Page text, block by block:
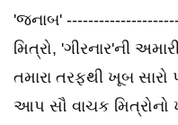
'જનાબ'
મિત્રો, 'ગીરનાર'ની
તમારા તરફથી ખૂબ
આપ સૌ વાચક